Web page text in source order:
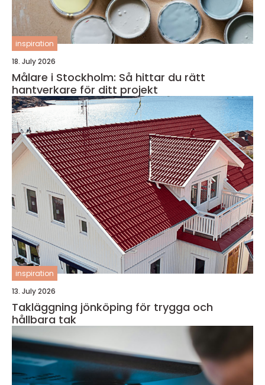
inspiration
18. July 2026
Målare i Stockholm: Så hittar du rätt
hantverkare för ditt projekt
inspiration
13. July 2026
Takläggning jönköping för trygga och
hållbara tak